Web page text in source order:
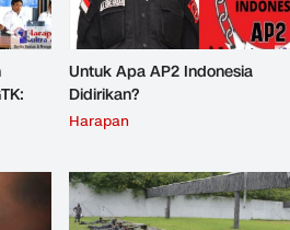
Untuk Apa AP2 Indonesia
Didirikan?
Harapan